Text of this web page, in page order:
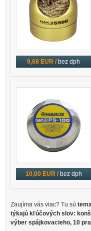
9,68 EUR /bez dph
10,00 EUR /bez dph
Zaujíma vás viac? Tu sú
týkajú kľúčových slov:
výber spájkovacieho, 10